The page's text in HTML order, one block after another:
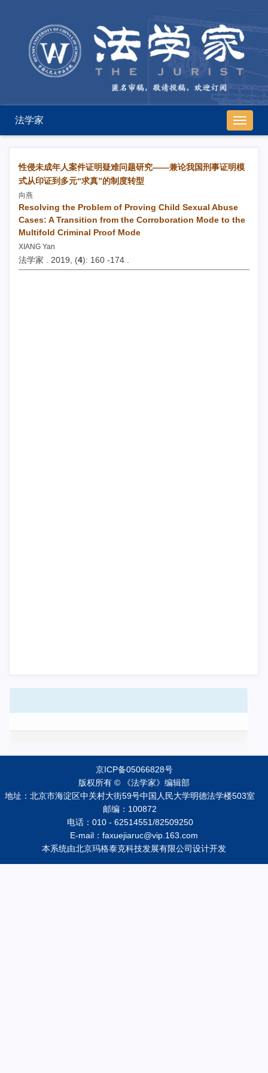
导
航
切
换
法学家
性侵未成年人案件证明疑难问题研究——兼论我国刑事证明模
式从印证到多元“求真”的制度转型
向燕
Resolving the Problem of Proving Child Sexual Abuse
Cases: A Transition from the Corroboration Mode to the
Multifold Criminal Proof Mode
XIANG Yan
法学家 . 2019, (4): 160 -174 .
京ICP备05066828号
版权所有 © 《法学家》编辑部
地址：北京市海淀区中关村大街59号中国人民大学明德法学楼503室
邮编：100872
电话：010 - 62514551/82509250
E-mail：faxuejiaruc@vip.163.com
本系统由北京玛格泰克科技发展有限公司设计开发